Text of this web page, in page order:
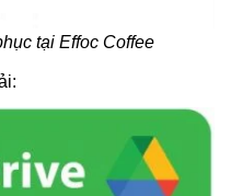
tại Effoc Coffee